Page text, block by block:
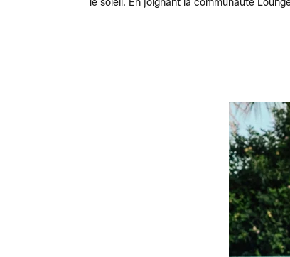
le soleil. En joignant la communauté